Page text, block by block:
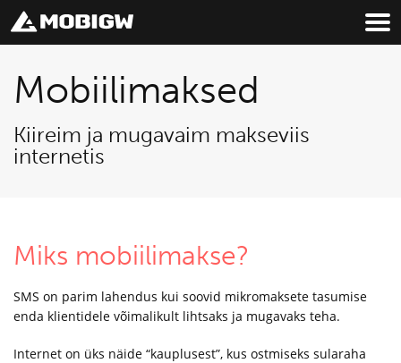
Mobiilimaksed
Kiireim ja mugavaim makseviis
internetis
Miks mobiilimakse?
SMS on parim lahendus kui soovid mikromaksete tasumise
enda klientidele võimalikult lihtsaks ja mugavaks teha.
Internet on üks näide “kauplusest”, kus ostmiseks sularaha